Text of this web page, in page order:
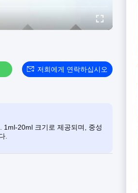
저희에게 연락하십시오
1ml-20ml 크기로 제공되며, 중성
.